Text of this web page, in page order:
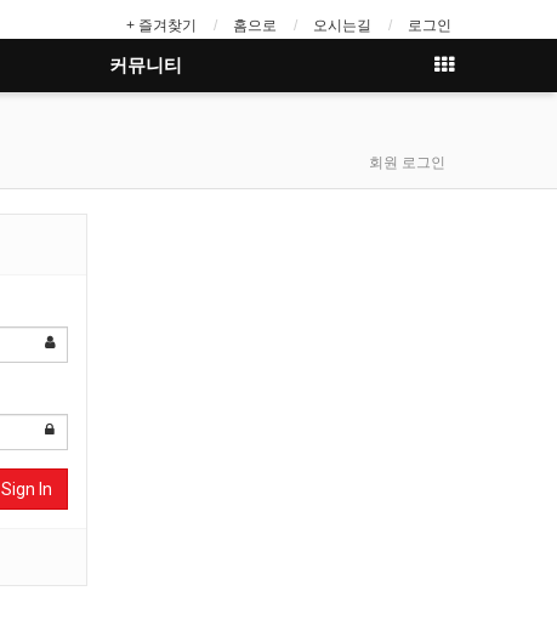
+ 즐겨찾기 홈으로 오시는길 로그인
커뮤니티
회원 로그인
Sign In